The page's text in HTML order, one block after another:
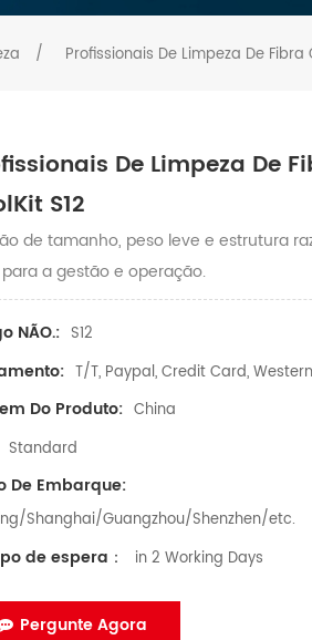
/ Profissionais De Limpeza De Fibra
De Limpeza De
S12
de tamanho, peso leve e estrutura
para a gestão e operação.
NÃO.: S12
T/T, Paypal, Credit Card,
Do Produto: China
Standard
De Embarque:
Shanghai/Guangzhou/Shenzhen/etc.
de espera： in 2 Working Days
Pergunte Agora